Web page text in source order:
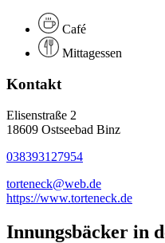
Café
Mittagessen
Kontakt
Elisenstraße 2
18609 Ostseebad Binz
038393127954
torteneck@web.de
https://www.torteneck.de
Innungsbäcker in